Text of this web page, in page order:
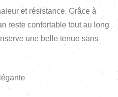
et résistance. Grâce à
reste confortable tout au long
une belle tenue sans